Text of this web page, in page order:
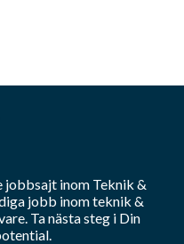
jobbsajt inom Teknik &
jobb inomteknik &
Ta nästa steg i Din